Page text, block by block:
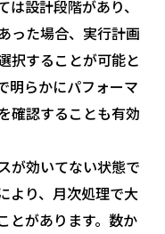
設計段階があり、
った場合、実行計画
択することが可能と
明らかにパフォーマ
確認することも有効
が効いてない状態で
より、月次処理で大
とがあります。数か